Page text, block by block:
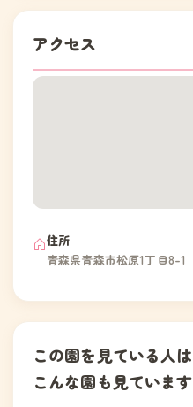
アクセス
住所
青森県青森市松原1丁目8-1
この園を見ている人は
こんな園も見ています